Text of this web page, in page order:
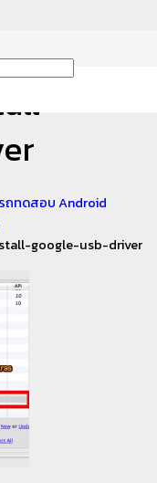
from-
ถทดสอบ Android
google-usb-driver